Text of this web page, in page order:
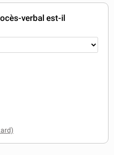
verbal est-il